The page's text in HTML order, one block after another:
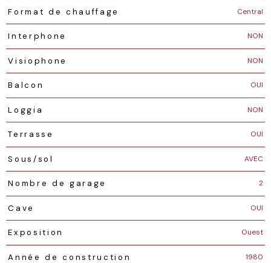
Format de chauffage Central
Interphone NON
Visiophone NON
Balcon OUI
Loggia NON
Terrasse OUI
Sous/sol AVEC
Nombre de garage 2
Cave OUI
Exposition Ouest
Année de construction 1980